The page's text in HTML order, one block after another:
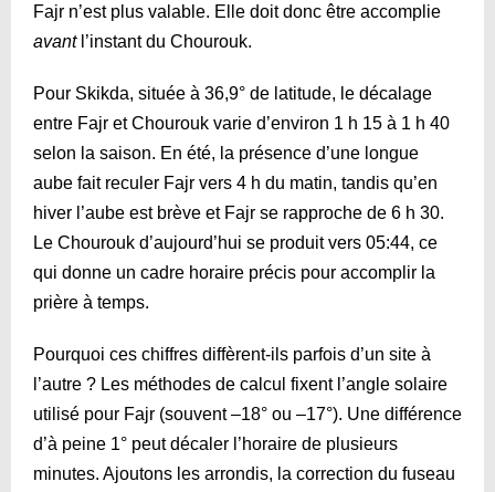
Fajr n’est plus valable. Elle doit donc être accomplie
avantl’instant du Chourouk.
Pour Skikda, située à 36,9° de latitude, le décalage
entre Fajr et Chourouk varie d’environ 1 h 15 à 1 h 40
selon la saison. En été, la présence d’une longue
aube fait reculer Fajr vers 4 h du matin, tandis qu’en
hiver l’aube est brève et Fajr se rapproche de 6 h 30.
Le Chourouk d’aujourd’hui se produit vers 05:44, ce
qui donne un cadre horaire précis pour accomplir la
prière à temps.
Pourquoi ces chiffres diffèrent-ils parfois d’un site à
l’autre ? Les méthodes de calcul fixent l’angle solaire
utilisé pour Fajr (souvent –18° ou –17°). Une différence
d’à peine 1° peut décaler l’horaire de plusieurs
minutes. Ajoutons les arrondis, la correction du fuseau